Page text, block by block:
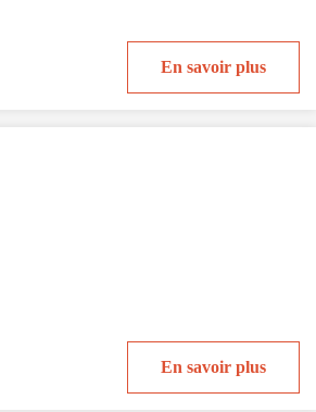
En savoir plus
En savoir plus